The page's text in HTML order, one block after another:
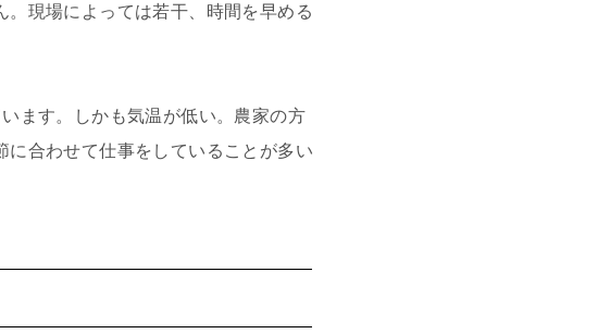
現場によっては若干、時間を早める
ます。しかも気温が低い。農家の方
合わせて仕事をしていることが多い